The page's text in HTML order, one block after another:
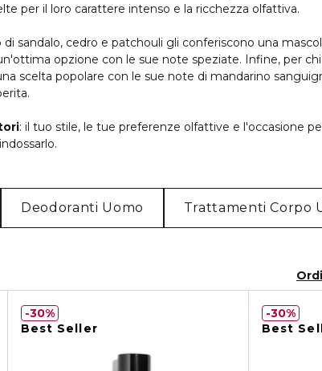
per il loro carattere intenso e la ricchezza olfattiva.
sandalo, cedro e patchouli gli conferiscono una
opzione con le sue note speziate. Infine, per
scelta popolare con le sue note di mandarino
: il tuo stile, le tue preferenze olfattive e l'occasione
Deodoranti Uomo Trattamenti Corpo
Best Seller
30%
Best
30%